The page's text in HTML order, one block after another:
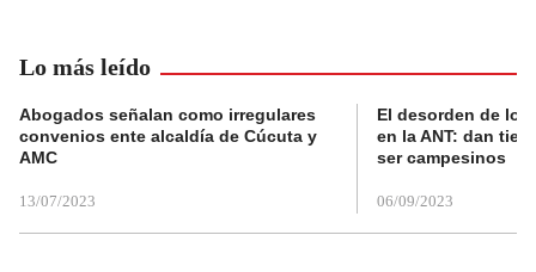
Lo más leído
Abogados señalan como irregulares
convenios ente alcaldía de Cúcuta y
AMC
13/07/2023
El desorden de
en la ANT: dan
ser campesinos
06/09/2023